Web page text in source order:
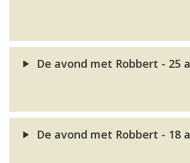
De avond met Robbert - 25
De avond met Robbert - 18